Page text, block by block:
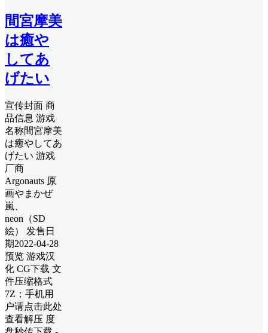
間宮摩美
は癒や
してあ
げたい
宣传封面 商
品信息 游戏
名称間宮摩美
は癒やしてあ
げたい 游戏
厂商
Argonauts 原
画やまかぜ
嵐、
neon（SD
絵） 发售日
期2022-04-28
预览 游戏汉
化 CG下载 文
件压缩格式
7Z；手机用
户请点击此处
查看解压 度